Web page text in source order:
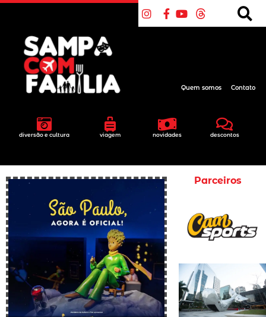
diversão e cultura viagem novidades descontos
Quem somos Contato
Parceiros